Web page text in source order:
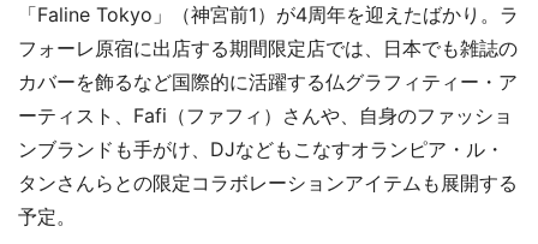
「Faline Tokyo」（神宮前1）が4周年を迎えたばかり。ラ
フォーレ原宿に出店する期間限定店では、日本でも雑誌の
カバーを飾るなど国際的に活躍する仏グラフィティー・ア
ーティスト、Fafi（ファフィ）さんや、自身のファッショ
ンブランドも手がけ、DJなどもこなすオランピア・ル・
タンさんらとの限定コラボレーションアイテムも展開する
予定。